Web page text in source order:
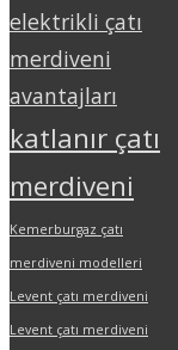
elektrikli çatı
merdiveni
avantajları
katlanır çatı
merdiveni
Kemerburgaz çatı
merdiveni modelleri
Levent çatı merdiveni
Levent çatı merdiveni